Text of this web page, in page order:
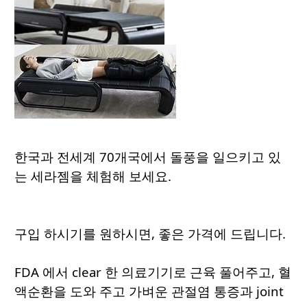
한국과 전세계 70개국에서 돌풍을 일으키고 있
는 세라젬을 체험해 보세요.
구입 하시기를 원하시면, 좋은 가격에 드립니다.
FDA 에서 clear 한 의료기기로 근육 풀어주고, 혈
액순환을 도와 주고 가벼운 관절염 통증과 joint